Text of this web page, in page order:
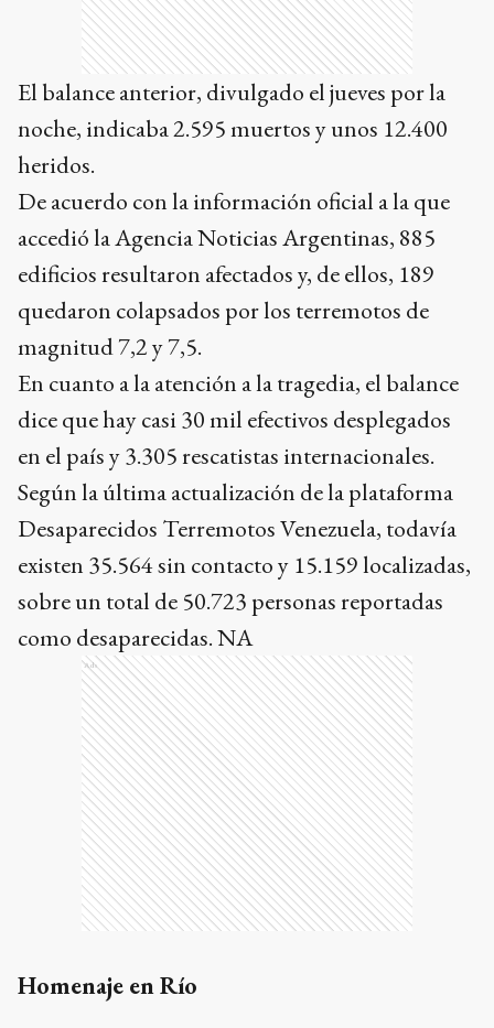
El balance anterior, divulgado el jueves por la
noche, indicaba 2.595 muertos y unos 12.400
heridos.
De acuerdo con la información oficial a la que
accedió la Agencia Noticias Argentinas, 885
edificios resultaron afectados y, de ellos, 189
quedaron colapsados por los terremotos de
magnitud 7,2 y 7,5.
En cuanto a la atención a la tragedia, el balance
dice que hay casi 30 mil efectivos desplegados
en el país y 3.305 rescatistas internacionales.
Según la última actualización de la plataforma
Desaparecidos Terremotos Venezuela, todavía
existen 35.564 sin contacto y 15.159 localizadas,
sobre un total de 50.723 personas reportadas
como desaparecidas. NA
Ads
Homenaje en Río